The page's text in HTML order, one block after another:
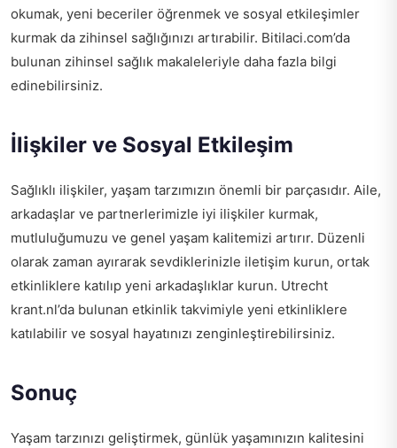
okumak, yeni beceriler öğrenmek ve sosyal etkileşimler
kurmak da zihinsel sağlığınızı artırabilir. Bitilaci.com’da
bulunan zihinsel sağlık makaleleriyle daha fazla bilgi
edinebilirsiniz.
İlişkiler ve Sosyal Etkileşim
Sağlıklı ilişkiler, yaşam tarzımızın önemli bir parçasıdır. Aile,
arkadaşlar ve partnerlerimizle iyi ilişkiler kurmak,
mutluluğumuzu ve genel yaşam kalitemizi artırır. Düzenli
olarak zaman ayırarak sevdiklerinizle iletişim kurun, ortak
etkinliklere katılıp yeni arkadaşlıklar kurun. Utrecht
krant.nl’da bulunan etkinlik takvimiyle yeni etkinliklere
katılabilir ve sosyal hayatınızı zenginleştirebilirsiniz.
Sonuç
Yaşam tarzınızı geliştirmek, günlük yaşamınızın kalitesini